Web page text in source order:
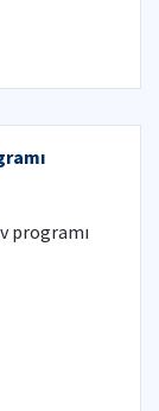
programı